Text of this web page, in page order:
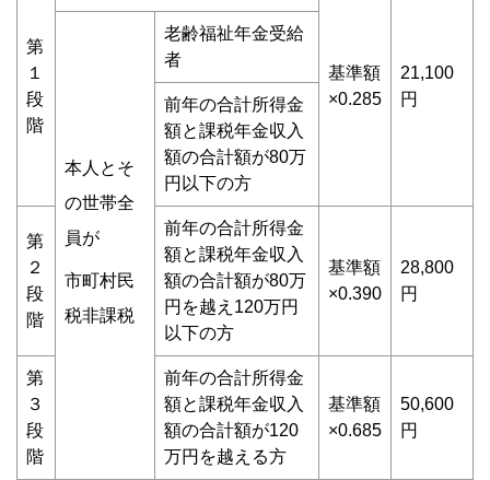
第
１
段
階
基準額
×0.285
21,100
円
本人とそ
の世帯全
員が
市町村民
税非課税
老齢福祉年金受給
者
前年の合計所得金
額と課税年金収入
額の合計額が80万
円以下の方
第
２
段
階
前年の合計所得金
額と課税年金収入
額の合計額が80万
円を越え120万円
以下の方
基準額
×0.390
28,800
円
第
３
段
階
前年の合計所得金
額と課税年金収入
額の合計額が120
万円を越える方
基準額
×0.685
50,600
円